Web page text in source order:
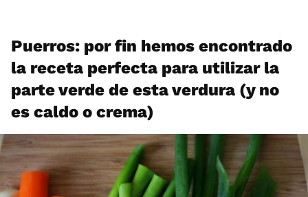
Puerros: por fin hemos encontrado
la receta perfecta para utilizar la
parte verde de esta verdura (y no
es caldo o crema)